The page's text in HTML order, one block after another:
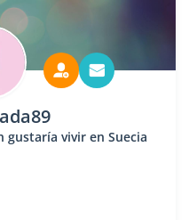
gustaría vivir en Suecia